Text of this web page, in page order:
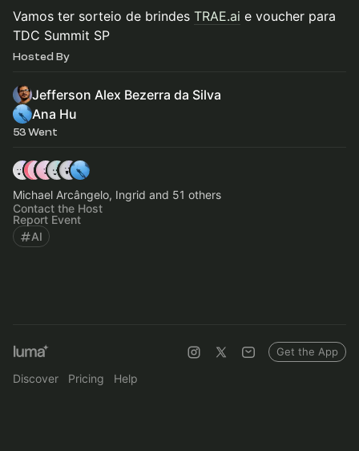
Vamos ter sorteio de brindes TRAE.ai e voucher para
TDC Summit SP
Hosted By
Jefferson Alex Bezerra da Silva
Ana Hu
53 Went
Michael Arcângelo, Ingrid and 51 others
Contact the Host
Report Event
AI
Discover Pricing Help
Get the App